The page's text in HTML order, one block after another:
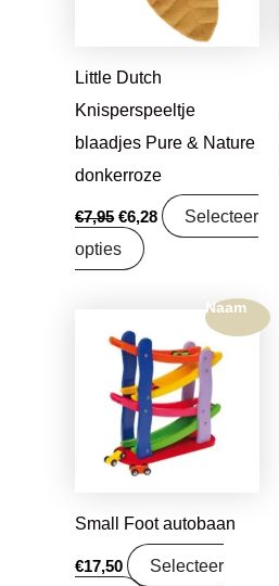
Little Dutch
Knisperspeeltje
blaadjes Pure & Nature
donkerroze
€7,95 €6,28
Selecteer
opties
Naam
Small Foot autobaan
€17,50
Selecteer